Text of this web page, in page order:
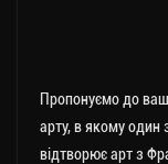
Пропонуємо до
арту, в якому один
відтворює арт з